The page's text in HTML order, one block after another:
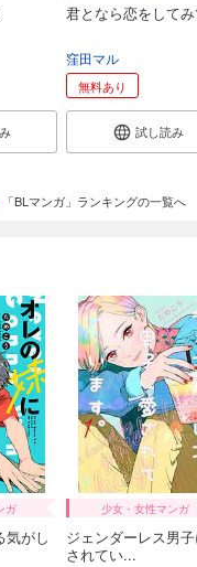
君となら恋をして
窪田マル
無料あり
試し読み
「BLマンガ」ランキングの一覧へ
ガ
気がし
少女・女性マンガ
ジェンダーレス男
されてい...